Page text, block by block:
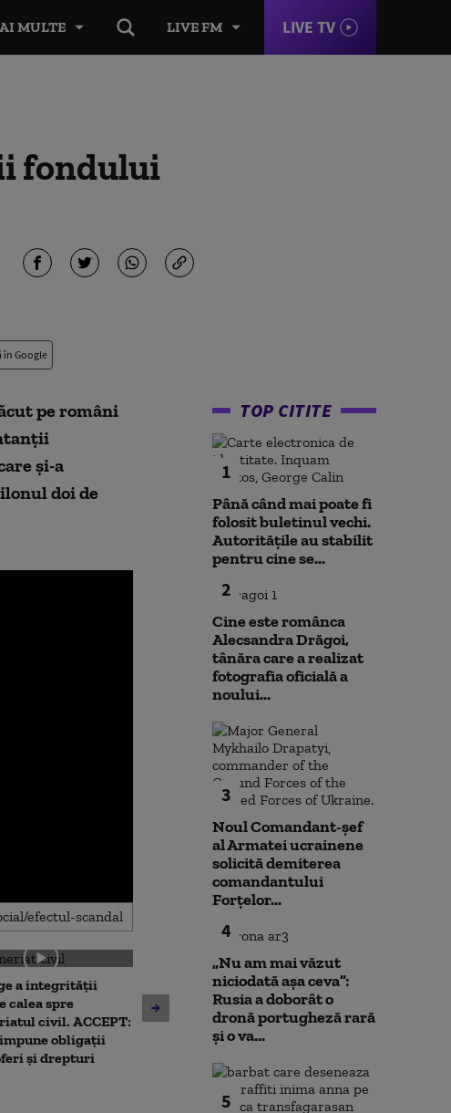
LIVE FM LIVE TV
MULTE
fondului
în Google
pe români
şi-a
doi de
a integrității
calea spre
civil. ACCEPT:
obligații
și drepturi
Unitatea 2 de la Cernavodă
ar putea fi oprită dacă
Ce spune directorul
limitarea
TOP CITITE
1
Până când mai poate fi
folosit buletinul vechi.
Autoritățile au stabilit
pentru cine se...
2
Cine este românca
Alecsandra Drăgoi,
tânăra care a realizat
fotografia oficială a
noului...
3
Noul Comandant-șef
al Armatei ucrainene
solicită demiterea
comandantului
Forțelor...
4
„Nu am mai văzut
niciodată așa ceva”:
Rusia a doborât o
dronă portugheză rară
și o va...
5